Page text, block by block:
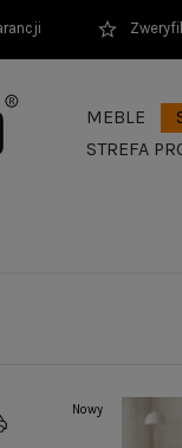
MEBLE
STREFA
Nowy